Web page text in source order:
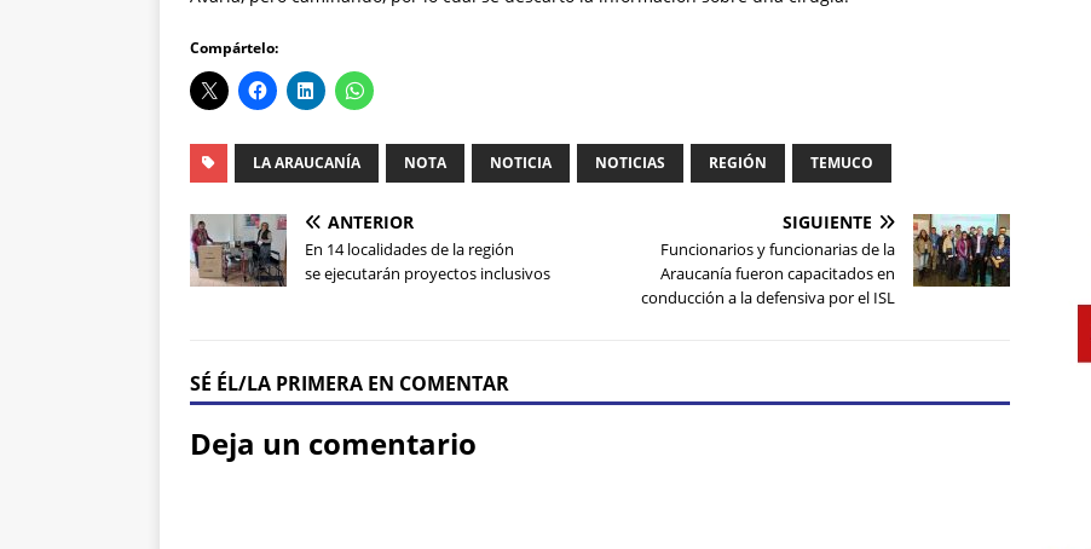
Compártelo:
LA ARAUCANÍA NOTA NOTICIA NOTICIAS REGIÓN TEMUCO
ANTERIOR
En 14 localidades de la región
se ejecutarán proyectos inclusivos
SIGUIENTE
Funcionarios y funcionarias de la
Araucanía fueron capacitados en
conducción a la defensiva por el ISL
SÉ ÉL/LA PRIMERA EN COMENTAR
Deja un comentario